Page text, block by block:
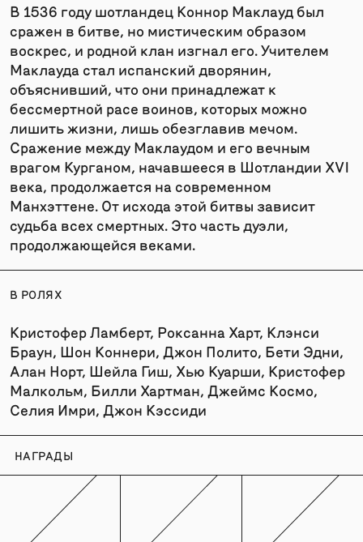
В 1536 году шотландец Коннор Маклауд был
сражен в битве, но мистическим образом
воскрес, и родной клан изгнал его. Учителем
Маклауда стал испанский дворянин,
объяснивший, что они принадлежат к
бессмертной расе воинов, которых можно
лишить жизни, лишь обезглавив мечом.
Сражение между Маклаудом и его вечным
врагом Курганом, начавшееся в Шотландии XVI
века, продолжается на современном
Манхэттене. От исхода этой битвы зависит
судьба всех смертных. Это часть дуэли,
продолжающейся веками.
В РОЛЯХ
Кристофер Ламберт, Роксанна Харт, Клэнси
Браун, Шон Коннери, Джон Полито, Бети Эдни,
Алан Норт, Шейла Гиш, Хью Куарши, Кристофер
Малкольм, Билли Хартман, Джеймс Космо,
Селия Имри, Джон Кэссиди
НАГРАДЫ